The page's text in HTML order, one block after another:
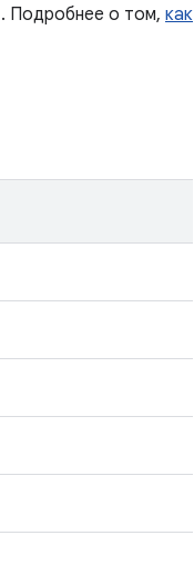
Подробнее о том, как